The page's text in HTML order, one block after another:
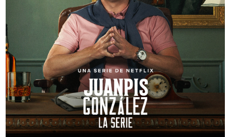
Хуанпис
Juanpis Gonzalez
2022 │ Колумбия │ HD │ 10 серии x 30'
Смотреть